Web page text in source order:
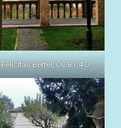
Felicitas Bertel, CC BY 4.0